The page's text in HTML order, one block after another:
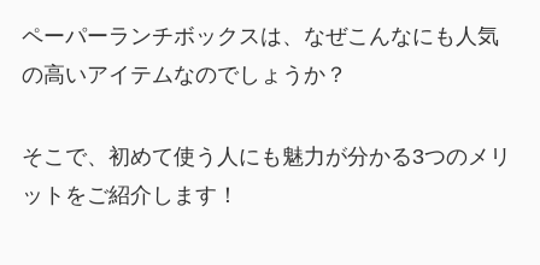
ペーパーランチボックスは、なぜこんなにも人気
の高いアイテムなのでしょうか？
そこで、初めて使う人にも魅力が分かる3つのメリ
ットをご紹介します！